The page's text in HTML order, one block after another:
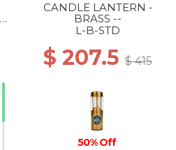
CANDLE LANTERN -
BRASS --
L-B-STD
$ 207.5 $ 415
50% Off